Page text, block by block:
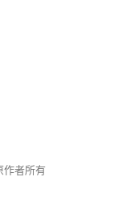
作者所有